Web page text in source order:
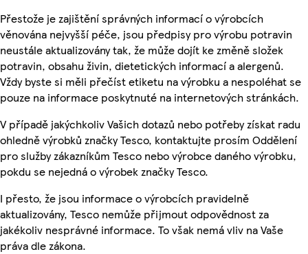
Přestože je zajištění správných informací o výrobcích
věnována nejvyšší péče, jsou předpisy pro výrobu potravin
neustále aktualizovány tak, že může dojít ke změně složek
potravin, obsahu živin, dietetických informací a alergenů.
Vždy byste si měli přečíst etiketu na výrobku a nespoléhat se
pouze na informace poskytnuté na internetových stránkách.
V případě jakýchkoliv Vašich dotazů nebo potřeby získat radu
ohledně výrobků značky Tesco, kontaktujte prosím Oddělení
pro služby zákazníkům Tesco nebo výrobce daného výrobku,
pokdu se nejedná o výrobek značky Tesco.
I přesto, že jsou informace o výrobcích pravidelně
aktualizovány, Tesco nemůže přijmout odpovědnost za
jakékoliv nesprávné informace. To však nemá vliv na Vaše
práva dle zákona.